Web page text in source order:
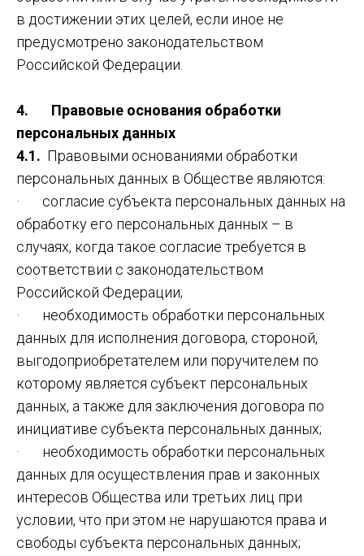
в достижении этих целей, если иное не
предусмотрено законодательством
Российской Федерации.
4. Правовые основания обработки
персональных данных
4.1. Правовыми основаниями обработки
персональных данных в Обществе являются:
· согласие субъекта персональных данных на
обработку его персональных данных – в
случаях, когда такое согласие требуется в
соответствии с законодательством
Российской Федерации;
· необходимость обработки персональных
данных для исполнения договора, стороной,
выгодоприобретателем или поручителем по
которому является субъект персональных
данных, а также для заключения договора по
инициативе субъекта персональных данных;
· необходимость обработки персональных
данных для осуществления прав и законных
интересов Общества или третьих лиц при
условии, что при этом не нарушаются права и
свободы субъекта персональных данных;